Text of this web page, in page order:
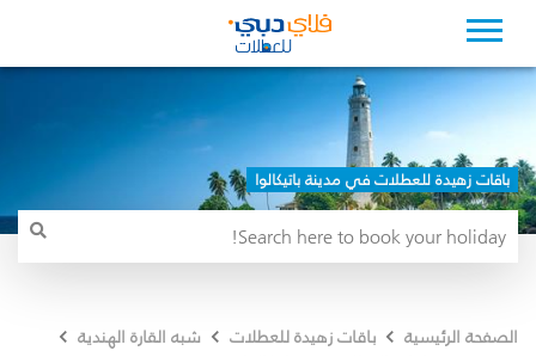
باقات زهيدة للعطلات في مدينة باتيكالوا
الصفحة الرئيسية باقات زهيدة للعطلات
شبه القارة الهندية